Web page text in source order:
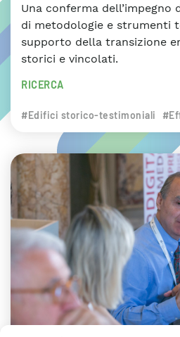
Una conferma dell’impegno
di metodologie e strumenti
supporto della transizione
storici e vincolati.
RICERCA
#Edifici storico-testimoniali